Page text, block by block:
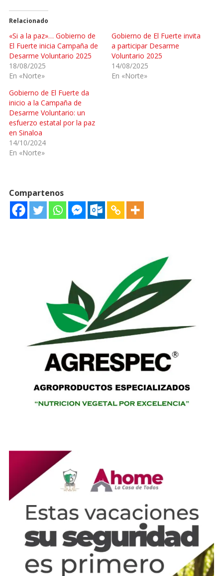
Relacionado
«Si a la paz»… Gobierno de
El Fuerte inicia Campaña de
Desarme Voluntario 2025
18/08/2025
En «Norte»
Gobierno de El Fuerte invita
a participar Desarme
Voluntario 2025
14/08/2025
En «Norte»
Gobierno de El Fuerte da
inicio a la Campaña de
Desarme Voluntario: un
esfuerzo estatal por la paz
en Sinaloa
14/10/2024
En «Norte»
Compartenos